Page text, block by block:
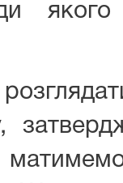
якого